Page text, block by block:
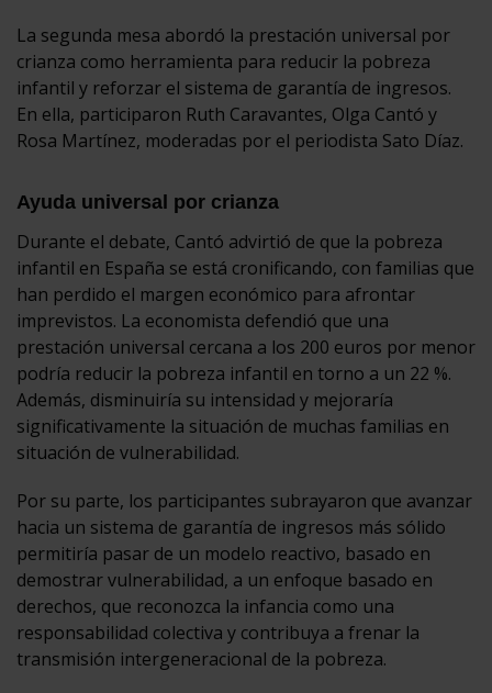
La segunda mesa abordó la prestación universal por
crianza como herramienta para reducir la pobreza
infantil y reforzar el sistema de garantía de ingresos.
En ella, participaron Ruth Caravantes, Olga Cantó y
Rosa Martínez, moderadas por el periodista Sato Díaz.
Ayuda universal por crianza
Durante el debate, Cantó advirtió de que la pobreza
infantil en España se está cronificando, con familias que
han perdido el margen económico para afrontar
imprevistos. La economista defendió que una
prestación universal cercana a los 200 euros por menor
podría reducir la pobreza infantil en torno a un 22 %.
Además, disminuiría su intensidad y mejoraría
significativamente la situación de muchas familias en
situación de vulnerabilidad.
Por su parte, los participantes subrayaron que avanzar
hacia un sistema de garantía de ingresos más sólido
permitiría pasar de un modelo reactivo, basado en
demostrar vulnerabilidad, a un enfoque basado en
derechos, que reconozca la infancia como una
responsabilidad colectiva y contribuya a frenar la
transmisión intergeneracional de la pobreza.